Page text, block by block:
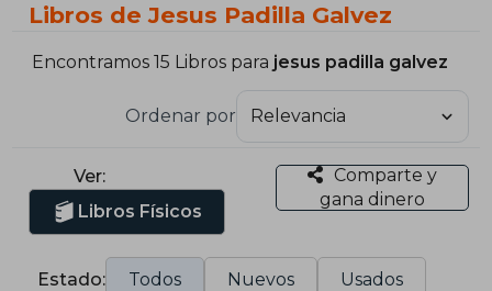
Libros de Jesus Padilla Galvez
Encontramos 15 Libros para jesus padilla galvez
Ordenar por
Ver:
Libros Físicos
Comparte y
gana dinero
Estado: Todos Nuevos Usados